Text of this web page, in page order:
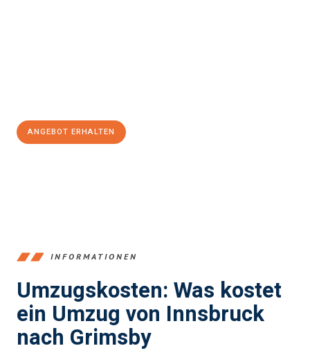
ANGEBOT ERHALTEN
INFORMATIONEN
Umzugskosten: Was kostet
ein Umzug von Innsbruck
nach Grimsby